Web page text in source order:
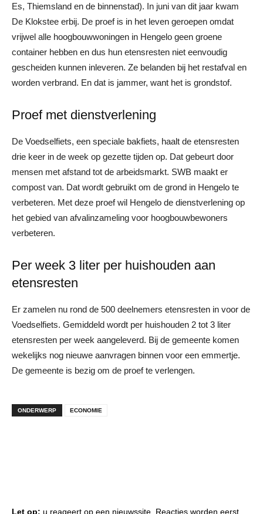
Es, Thiemsland en de binnenstad). In juni van dit jaar kwam
De Klokstee erbij. De proef is in het leven geroepen omdat
vrijwel alle hoogbouwwoningen in Hengelo geen groene
container hebben en dus hun etensresten niet eenvoudig
gescheiden kunnen inleveren. Ze belanden bij het restafval en
worden verbrand. En dat is jammer, want het is grondstof.
Proef met dienstverlening
De Voedselfiets, een speciale bakfiets, haalt de etensresten
drie keer in de week op gezette tijden op. Dat gebeurt door
mensen met afstand tot de arbeidsmarkt. SWB maakt er
compost van. Dat wordt gebruikt om de grond in Hengelo te
verbeteren. Met deze proef wil Hengelo de dienstverlening op
het gebied van afvalinzameling voor hoogbouwbewoners
verbeteren.
Per week 3 liter per huishouden aan
etensresten
Er zamelen nu rond de 500 deelnemers etensresten in voor de
Voedselfiets. Gemiddeld wordt per huishouden 2 tot 3 liter
etensresten per week aangeleverd. Bij de gemeente komen
wekelijks nog nieuwe aanvragen binnen voor een emmertje.
De gemeente is bezig om de proef te verlengen.
ONDERWERP ECONOMIE
Let op: u reageert op een nieuwssite. Reacties worden eerst